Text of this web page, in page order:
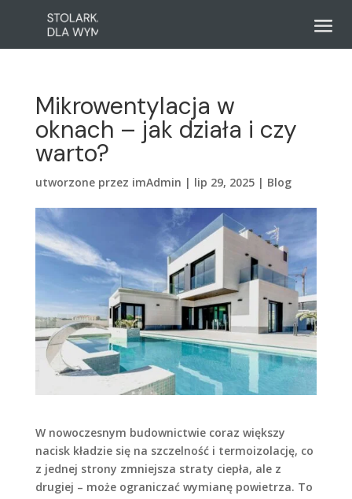
Mikrowentylacja w
oknach – jak działa i czy
warto?
utworzone przez imAdmin | lip 29, 2025| Blog
W nowoczesnym budownictwie coraz większy
nacisk kładzie się na szczelność i termoizolację, co
z jednej strony zmniejsza straty ciepła, ale z
drugiej – może ograniczać wymianę powietrza. To